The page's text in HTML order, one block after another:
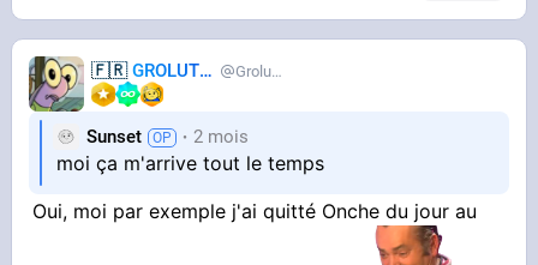
🇫🇷GROLUTES Grolutes
Sunset 2 mois
moi ça m'arrive tout le temps
Oui, moi par exemple j'ai quitté Onche du jour au